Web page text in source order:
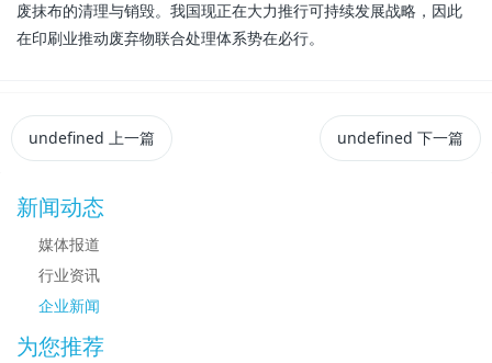
废抹布的清理与销毁。我国现正在大力推行可持续发展战略，因此
在印刷业推动废弃物联合处理体系势在必行。
undefined 上一篇 undefined 下一篇
新闻动态
媒体报道
行业资讯
企业新闻
为您推荐